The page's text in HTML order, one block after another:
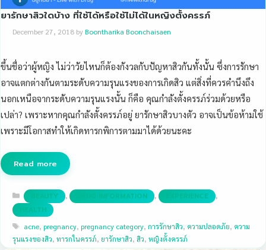
ยารักษาสิวใดบ้าง ที่ใช้ได้หรือใช้ไม่ได้ในหญิงตั้งครรภ์
December 27, 2018 by Boontharika Boonchaisaen
ขึ้นชื่อว่าผู้หญิง ไม่ว่าวัยไหนก็ต้องกังวลกับปัญหาสิวกันทั้งนั้น ซึ่งการรักษา
อาจแตกต่างกันตามระดับความรุนแรงของการเกิดสิว แต่สิ่งที่ควรคำนึงถึง
นอกเหนือจากระดับความรุนแรงนั้น ก็คือ คุณกำลังตั้งครรภ์ร่วมด้วยหรือ
เปล่า? เพราะหากคุณกำลังตั้งครรภ์อยู่ ยารักษาสิวบางตัว อาจเป็นข้อห้ามใช้
เพราะมีโอกาสทำให้เกิดทารกพิการตามมาได้ด้วยนะคะ
Read more
Categories
BEAUTY , DRUG INFORMATION , EXPERIENCE ,
HEALTH
Tags
acne, pregnancy, pregnancy category,การรักษาสิว, ความปลอดภัย, ความ
รุนแรงของสิว, ทารกในครรภ์, ยารักษาสิว, สิว, หญิงตั้งครรภ์